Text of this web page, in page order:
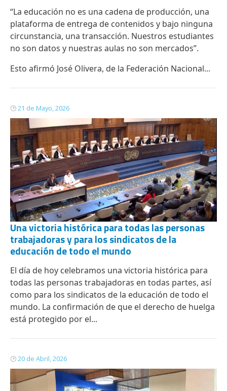
“La educación no es una cadena de producción, una
plataforma de entrega de contenidos y bajo ninguna
circunstancia, una transacción. Nuestros estudiantes
no son datos y nuestras aulas no son mercados”.
Esto afirmó José Olivera, de la Federación Nacional...
21 de Mayo, 2026
Una victoria histórica para todas las personas
trabajadoras y para los sindicatos de la
educación de todo el mundo
El día de hoy celebramos una victoria histórica para
todas las personas trabajadoras en todas partes, así
como para los sindicatos de la educación de todo el
mundo. La confirmación de que el derecho de huelga
está protegido por el...
20 de Abril, 2026